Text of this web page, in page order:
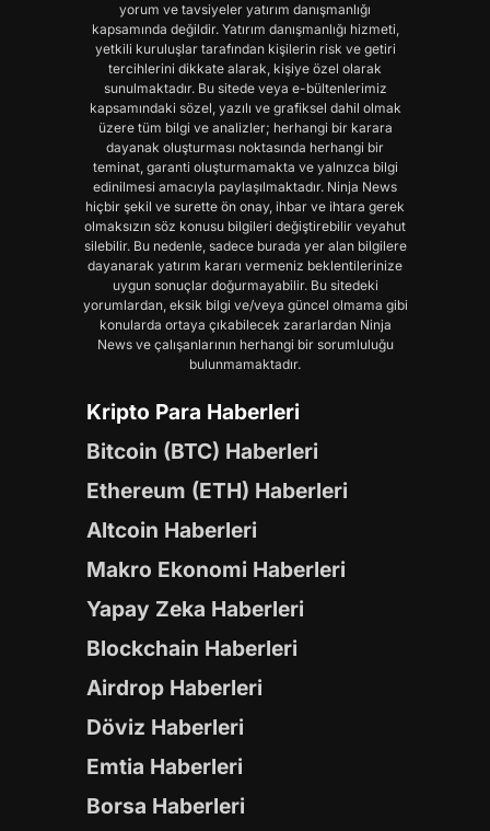
yorum ve tavsiyeler yatırım danışmanlığı
kapsamında değildir. Yatırım danışmanlığı hizmeti,
yetkili kuruluşlar tarafından kişilerin risk ve getiri
tercihlerini dikkate alarak, kişiye özel olarak
sunulmaktadır. Bu sitede veya e-bültenlerimiz
kapsamındaki sözel, yazılı ve grafiksel dahil olmak
üzere tüm bilgi ve analizler; herhangi bir karara
dayanak oluşturması noktasında herhangi bir
teminat, garanti oluşturmamakta ve yalnızca bilgi
edinilmesi amacıyla paylaşılmaktadır. Ninja News
hiçbir şekil ve surette ön onay, ihbar ve ihtara gerek
olmaksızın söz konusu bilgileri değiştirebilir veyahut
silebilir. Bu nedenle, sadece burada yer alan bilgilere
dayanarak yatırım kararı vermeniz beklentilerinize
uygun sonuçlar doğurmayabilir. Bu sitedeki
yorumlardan, eksik bilgi ve/veya güncel olmama gibi
konularda ortaya çıkabilecek zararlardan Ninja
News ve çalışanlarının herhangi bir sorumluluğu
bulunmamaktadır.
Kripto Para Haberleri
Bitcoin (BTC) Haberleri
Ethereum (ETH) Haberleri
Altcoin Haberleri
Makro Ekonomi Haberleri
Yapay Zeka Haberleri
Blockchain Haberleri
Airdrop Haberleri
Döviz Haberleri
Emtia Haberleri
Borsa Haberleri